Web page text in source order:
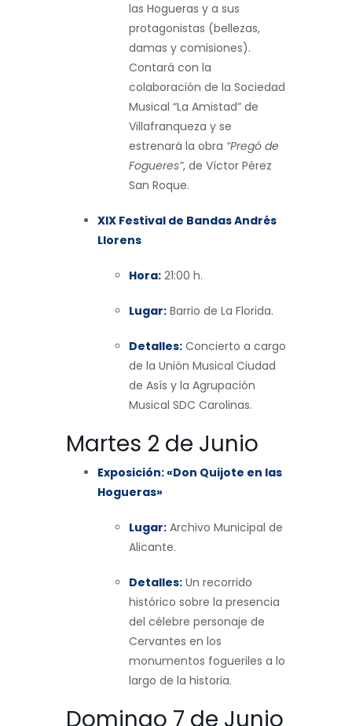
las Hogueras y a sus
protagonistas (bellezas,
damas y comisiones).
Contará con la
colaboración de la Sociedad
Musical “La Amistad” de
Villafranqueza y se
estrenará la obra “Pregó de
Fogueres”, de Víctor Pérez
San Roque.
XIX Festival de Bandas Andrés
Llorens
Hora: 21:00 h.
Lugar: Barrio de La Florida.
Detalles: Concierto a cargo
de la Unión Musical Ciudad
de Asís y la Agrupación
Musical SDC Carolinas.
Martes 2 de Junio
Exposición: «Don Quijote en las
Hogueras»
Lugar: Archivo Municipal de
Alicante.
Detalles: Un recorrido
histórico sobre la presencia
del célebre personaje de
Cervantes en los
monumentos fogueriles a lo
largo de la historia.
Domingo 7 de Junio